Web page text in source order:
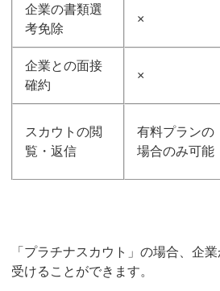
企業の書類選
考免除
×
企業との面接
確約
×
スカウトの閲
覧・返信
有料プランの
場合のみ可能
「プラチナスカウト」の場合、企
受けることができます。